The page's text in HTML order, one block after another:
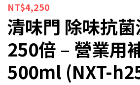
NT$4,250
清味門 除味抗
250倍 – 營業用
500ml (NXT-